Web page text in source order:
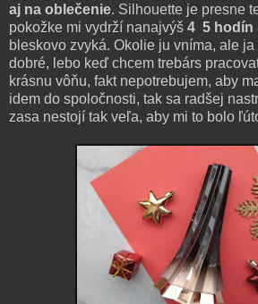
aj na oblečenie. Silhouette je presne
pokožke mi vydrží nanajvýš 4 5 hodín
bleskovo zvyká. Okolie ju vníma, ale
dobré, lebo keď chcem trebárs
krásnu vôňu, fakt nepotrebujem, aby
idem do spoločnosti, tak sa radšej
zasa nestojí tak veľa, aby mi to bolo